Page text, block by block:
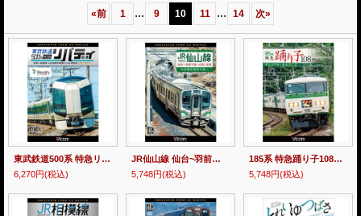
«前 1 ... 9 10 11 ... 14 次»
東武鉄道500系 特急リバティ会津 4K撮影作品 浅草~新藤原~会津高原尾瀬口~会津田島 【DVD】
6,270円(税込)
JR仙山線 仙台~羽前千歳~山形 往復 4K撮影作品 交流電化発祥の地へ 【DVD】
5,748円(税込)
185系 特急踊り子108号 伊豆急下田~東京 【DVD】
5,748円(税込)